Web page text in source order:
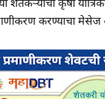
शेतकऱ्यांचा कृषी
करण्याचा